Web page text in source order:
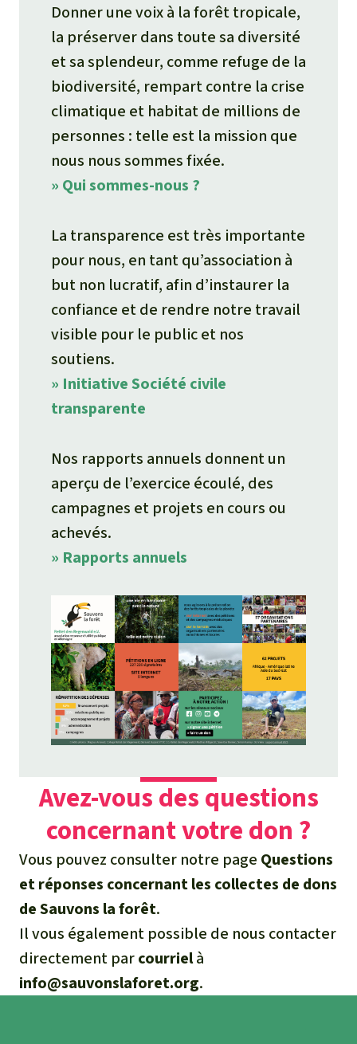
Donner une voix à la forêt tropicale,
la préserver dans toute sa diversité
et sa splendeur, comme refuge de la
biodiversité, rempart contre la crise
climatique et habitat de millions de
personnes : telle est la mission que
nous nous sommes fixée.
» Qui sommes-nous ?
La transparence est très importante
pour nous, en tant qu’association à
but non lucratif, afin d’instaurer la
confiance et de rendre notre travail
visible pour le public et nos
soutiens.
» Initiative Société civile
transparente
Nos rapports annuels donnent un
aperçu de l’exercice écoulé, des
campagnes et projets en cours ou
achevés.
» Rapports annuels
Avez-vous des questions
concernant votre don ?
Vous pouvez consulter notre page Questions
et réponses concernant les collectes de dons
de Sauvons la forêt.
Il vous également possible de nous contacter
directement parcourrielà
info@sauvonslaforet.org.